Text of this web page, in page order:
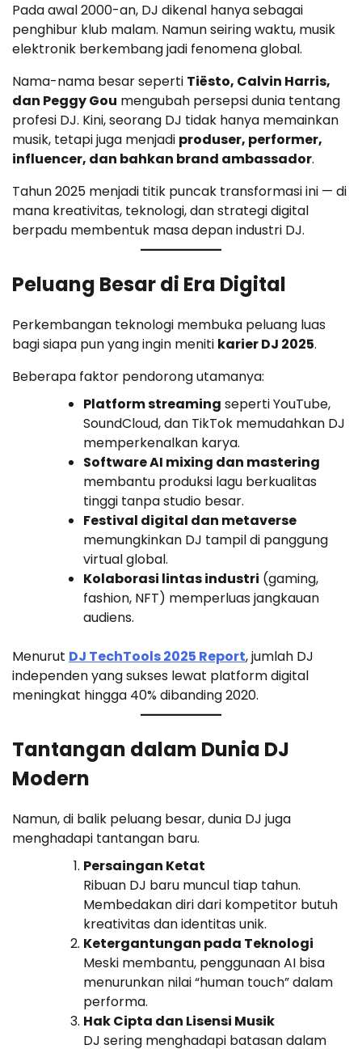
Pada awal 2000-an, DJ dikenal hanya sebagai
penghibur klub malam. Namun seiring waktu, musik
elektronik berkembang jadi fenomena global.
Nama-nama besar seperti Tiësto, Calvin Harris,
dan Peggy Gou mengubah persepsi dunia tentang
profesi DJ. Kini, seorang DJ tidak hanya memainkan
musik, tetapi juga menjadi produser, performer,
influencer, dan bahkan brand ambassador.
Tahun 2025 menjadi titik puncak transformasi ini — di
mana kreativitas, teknologi, dan strategi digital
berpadu membentuk masa depan industri DJ.
Peluang Besar di Era Digital
Perkembangan teknologi membuka peluang luas
bagi siapa pun yang ingin meniti karier DJ 2025.
Beberapa faktor pendorong utamanya:
Platform streaming seperti YouTube,
SoundCloud, dan TikTok memudahkan DJ
memperkenalkan karya.
Software AI mixing dan mastering
membantu produksi lagu berkualitas
tinggi tanpa studio besar.
Festival digital dan metaverse
memungkinkan DJ tampil di panggung
virtual global.
Kolaborasi lintas industri (gaming,
fashion, NFT) memperluas jangkauan
audiens.
Menurut DJ TechTools 2025 Report, jumlah DJ
independen yang sukses lewat platform digital
meningkat hingga 40% dibanding 2020.
Tantangan dalam Dunia DJ
Modern
Namun, di balik peluang besar, dunia DJ juga
menghadapi tantangan baru.
Persaingan Ketat
Ribuan DJ baru muncul tiap tahun.
Membedakan diri dari kompetitor butuh
kreativitas dan identitas unik.
Ketergantungan pada Teknologi
Meski membantu, penggunaan AI bisa
menurunkan nilai “human touch” dalam
performa.
Hak Cipta dan Lisensi Musik
DJ sering menghadapi batasan dalam